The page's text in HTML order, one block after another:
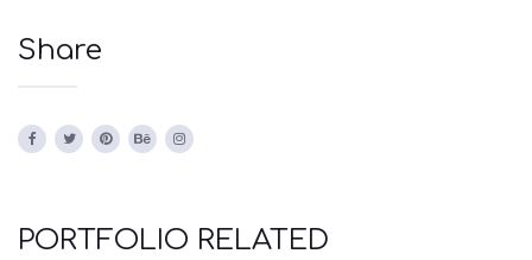
Share
PORTFOLIO RELATED